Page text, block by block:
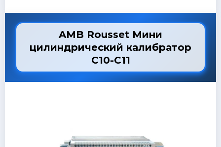
AMB Rousset Мини
цилиндрический калибратор
C10-C11